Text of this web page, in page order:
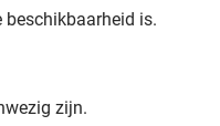
beschikbaarheid is.
zijn.